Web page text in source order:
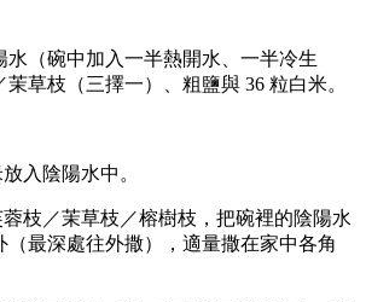
水（碗中加入一半熱開水、一半冷生
草枝（三擇一）、粗鹽與 36 粒白米。
入陰陽水中。
枝／茉草枝／榕樹枝，把碗裡的陰陽水
（最深處往外撒），適量撒在家中各角